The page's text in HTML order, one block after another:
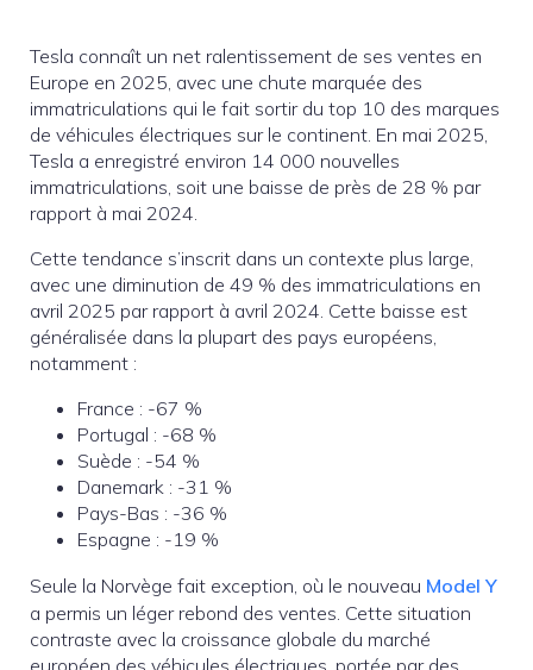
Tesla connaît un net ralentissement de ses ventes en
Europe en 2025, avec une chute marquée des
immatriculations qui le fait sortir du top 10 des marques
de véhicules électriques sur le continent. En mai 2025,
Tesla a enregistré environ 14 000 nouvelles
immatriculations, soit une baisse de près de 28 % par
rapport à mai 2024.
Cette tendance s’inscrit dans un contexte plus large,
avec une diminution de 49 % des immatriculations en
avril 2025 par rapport à avril 2024. Cette baisse est
généralisée dans la plupart des pays européens,
notamment :
France : -67 %
Portugal : -68 %
Suède : -54 %
Danemark : -31 %
Pays-Bas : -36 %
Espagne : -19 %
Seule la Norvège fait exception, où le nouveau Model Y
a permis un léger rebond des ventes. Cette situation
contraste avec la croissance globale du marché
européen des véhicules électriques, portée par des